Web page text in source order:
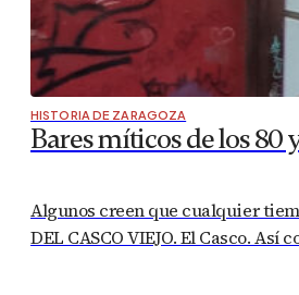
HISTORIA DE ZARAGOZA
Bares míticos de los 80
Algunos creen que cualquier
DEL CASCO VIEJO. El Casco.